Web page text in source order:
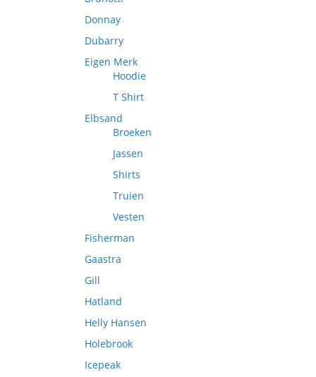
Donnay
Dubarry
Eigen Merk
Hoodie
T Shirt
Elbsand
Broeken
Jassen
Shirts
Truien
Vesten
Fisherman
Gaastra
Gill
Hatland
Helly Hansen
Holebrook
Icepeak